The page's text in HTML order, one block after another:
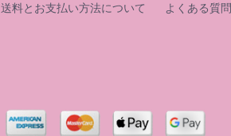
送料とお支払い方法について よくある質問